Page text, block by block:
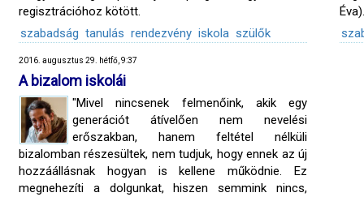
regisztrációhoz kötött.
szabadság tanulás rendezvény iskola szülők
Éva).
2016. augusztus 29. hétfő, 9:37
A bizalom iskolái
"Mivel nincsenek felmenőink, akik egy
generációt átívelően nem nevelési
erőszakban, hanem feltétel nélküli
bizalomban részesültek, nem tudjuk, hogy ennek az új
hozzáállásnak hogyan is kellene működnie. Ez
megnehezíti a dolgunkat, hiszen semmink nincs,